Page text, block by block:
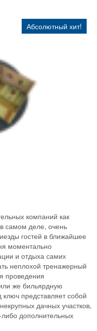
Абсолютный хит!
компаний как
самом деле, очень
гостей в ближайшее
моментально
и отдыха самих
неплохой тренажерный
проведения
же бильярдную
ключ представляет собой
дачных участков,
либо дополнительных